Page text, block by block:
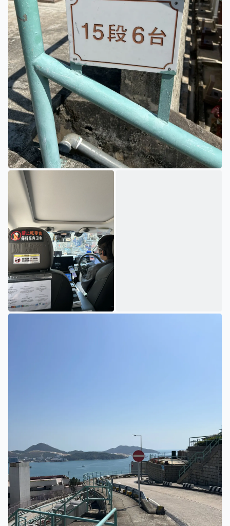
家驹墓位于15段6台
乘坐的士